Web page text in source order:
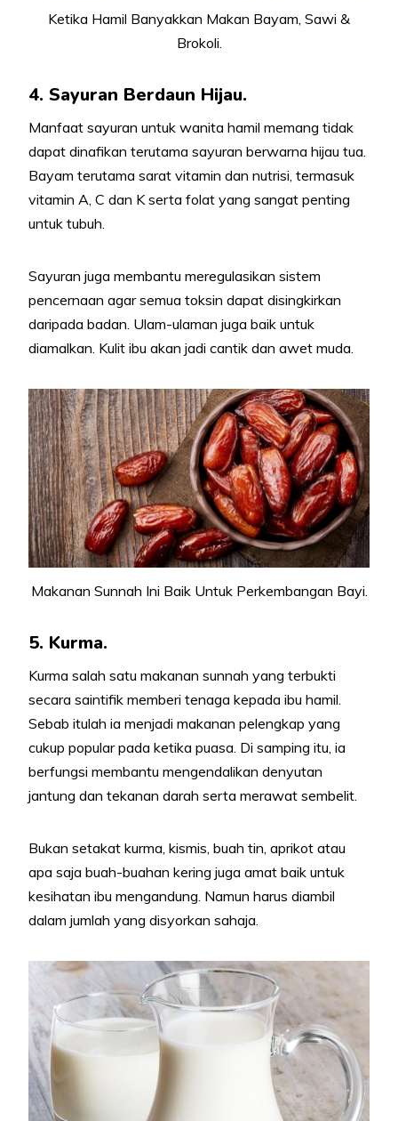
Ketika Hamil Banyakkan Makan Bayam, Sawi &
Brokoli.
4. Sayuran Berdaun Hijau.
Manfaat sayuran untuk wanita hamil memang tidak
dapat dinafikan terutama sayuran berwarna hijau tua.
Bayam terutama sarat vitamin dan nutrisi, termasuk
vitamin A, C dan K serta folat yang sangat penting
untuk tubuh.
Sayuran juga membantu meregulasikan sistem
pencernaan agar semua toksin dapat disingkirkan
daripada badan. Ulam-ulaman juga baik untuk
diamalkan. Kulit ibu akan jadi cantik dan awet muda.
Makanan Sunnah Ini Baik Untuk Perkembangan Bayi.
5. Kurma.
Kurma salah satu makanan sunnah yang terbukti
secara saintifik memberi tenaga kepada ibu hamil.
Sebab itulah ia menjadi makanan pelengkap yang
cukup popular pada ketika puasa. Di samping itu, ia
berfungsi membantu mengendalikan denyutan
jantung dan tekanan darah serta merawat sembelit.
Bukan setakat kurma, kismis, buah tin, aprikot atau
apa saja buah-buahan kering juga amat baik untuk
kesihatan ibu mengandung. Namun harus diambil
dalam jumlah yang disyorkan sahaja.